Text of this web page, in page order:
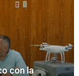
con la